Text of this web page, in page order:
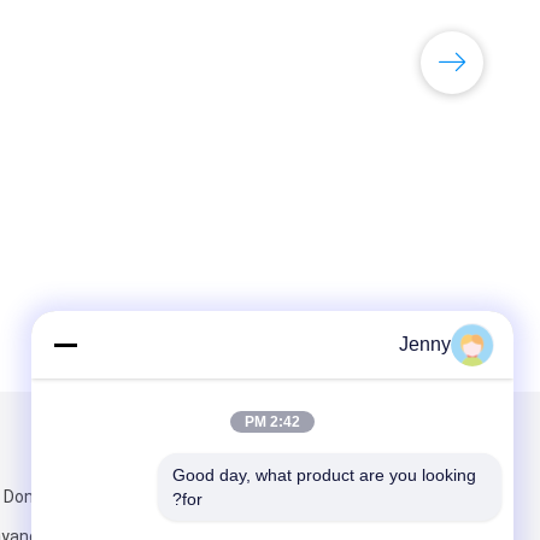
Jenny
2:42 PM
Good day, what product are you looking
for?